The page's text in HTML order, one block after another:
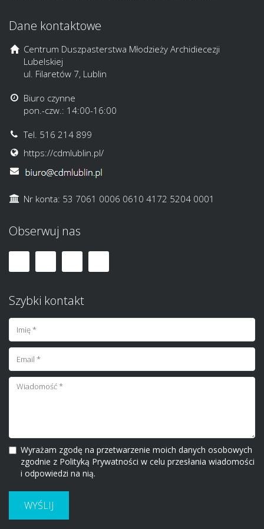
Dane kontaktowe
Centrum Duszpasterstwa Młodzieży Archidiecezji
Lubelskiej
ul. Filaretów 7, Lublin
Biuro czynne
pon.-czw.: 14:00-16:00
Tel. 516 214 899
https://cdmlublin.pl/
Nr konta: 53 7061 0006 0610 4172 5204 0001
Obserwuj nas
Szybki kontakt
Wyrażam zgodę na przetwarzenie moich danych osobowych
zgodnie z Polityką Prywatności w celu przesłania wiadomości
i odpowiedzi na nią.
WYŚLIJ